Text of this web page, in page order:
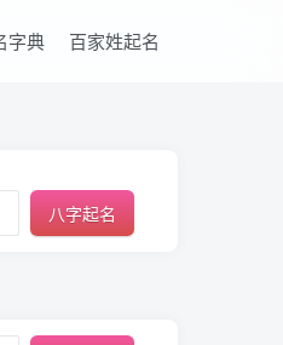
字典 百家姓起名
八字起名